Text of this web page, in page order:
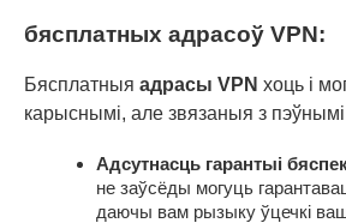
бясплатных адрасоў VPN:
Бясплатныя адрасы VPN хоць і
карыснымі, але звязаныя з
Адсутнасць гарантыі
не заўсёды могуць
даючы вам рызыку ўцечкі